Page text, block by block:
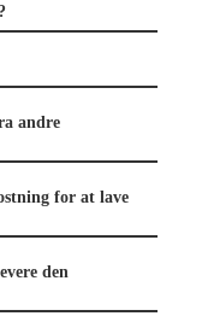
andre
for at lave
den